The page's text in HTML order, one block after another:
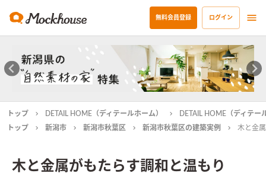
無料会員登録 ログイン
トップ DETAIL HOME（ディテールホーム）
DETAIL HOME（ディテ
トップ
新潟市 新潟市秋葉区 新潟市秋葉区の建築実例 木と金
木と金属がもたらす調和と温もり